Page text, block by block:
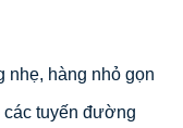
nhẹ, hàng nhỏ gọn
các tuyến đường